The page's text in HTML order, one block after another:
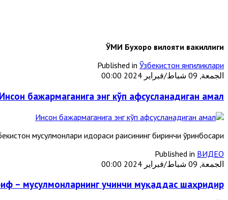
ЎМИ Бухоро вилояти вакиллиги
Published in Ўзбекистон янгиликлари
الجمعة, 09 شباط/فبراير 2024 00:00
бажармаганига энг кўп афсусланадиган амал
мусулмонлари идораси раисининг биринчи ўринбосари
Published in ВИДЕО
الجمعة, 09 شباط/فبراير 2024 00:00
– мусулмонларнинг учинчи муқаддас шаҳридир